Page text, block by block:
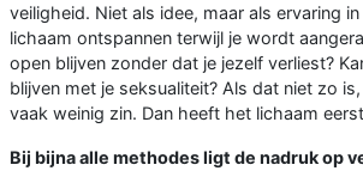
veiligheid. Niet als idee, maar als ervaring
lichaam ontspannen terwijl je wordt
open blijven zonder dat je jezelf verliest?
blijven met je seksualiteit? Als dat niet zo
vaak weinig zin. Dan heeft het lichaam
Bij bijna alle methodes ligt de nadruk op